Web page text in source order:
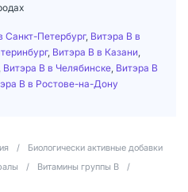
Санкт-Петербург, Витэра В в
, Витэра В в Казани
Витэра В в Челябинске Витэра В
В в Ростове-на-Дону
/
Биологически активные добавки
/ Витамины группы В
/